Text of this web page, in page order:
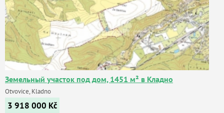
Земельный участок под дом, 1451 м² в Кладно
Otvovice, Kladno
3 918 000 Kč